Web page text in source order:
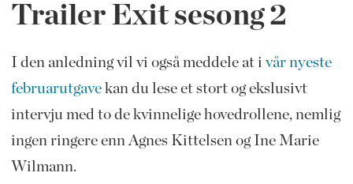
Trailer Exit sesong 2
I den anledning vil vi også meddele at i vår nyeste
februarutgavekan du lese et stort og ekslusivt
intervju med to de kvinnelige hovedrollene, nemlig
ingen ringere enn Agnes Kittelsen og Ine Marie
Wilmann.